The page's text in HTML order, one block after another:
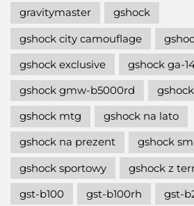
gravitymaster
gshock
gshock city camouflage
gshock exclusive
gshock ga-
gshock gmw-b5000rd
gshock mtg
gshock na lato
gshock na prezent
gshock
gshock sportowy
gshock z
gst-b100
gst-b100rh gst-